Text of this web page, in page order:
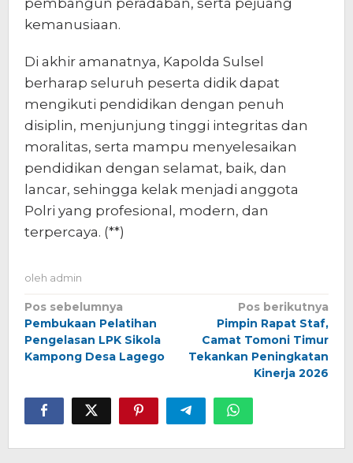
kemanusiaan.
Di akhir amanatnya, Kapolda Sulsel
berharap seluruh peserta didik dapat
mengikuti pendidikan dengan penuh
disiplin, menjunjung tinggi integritas dan
moralitas, serta mampu menyelesaikan
pendidikan dengan selamat, baik, dan
lancar, sehingga kelak menjadi anggota
Polri yang profesional, modern, dan
terpercaya. (**)
oleh admin
Navigasi
pos
Pos sebelumnya
Pembukaan Pelatihan
Pengelasan LPK Sikola
Kampong Desa Lagego
Pos berikutnya
Pimpin Rapat Staf,
Camat Tomoni Timur
Tekankan Peningkatan
Kinerja 2026